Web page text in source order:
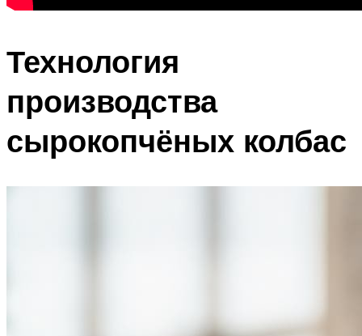
Технология
производства
сырокопчёных колбас